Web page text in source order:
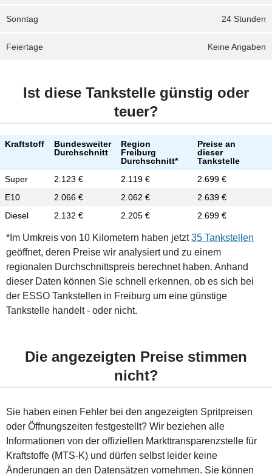
24 Stunden
Sonntag
Keine Angaben
Feiertage
Ist diese Tankstelle günstig oder
teuer?
Kraftstoff
Bundesweiter
Durchschnitt
Region
Freiburg
Durchschnitt*
Preise an
dieser
Tankstelle
Super
2.123 € 2.119 €
2.699 €
E10
2.066 € 2.062 €
2.639 €
Diesel
2.132 € 2.205 € 2.699 €
*Im Umkreis von 10 Kilometern haben jetzt35 Tankstellen
geöffnet, deren Preise wir analysiert und zu einem
regionalen Durchschnittspreis berechnet haben. Anhand
dieser Daten können Sie schnell erkennen, ob es sich bei
der ESSO Tankstellen in Freiburg um eine günstige
Tankstelle handelt - oder nicht.
Die angezeigten Preise stimmen
nicht?
Sie haben einen Fehler bei den angezeigten Spritpreisen
oder Öffnungszeiten festgestellt? Wir beziehen alle
Informationen von der offiziellen Markttransparenzstelle für
Kraftstoffe (MTS-K) und dürfen selbst leider keine
Änderungen an den Datensätzen vornehmen. Sie können